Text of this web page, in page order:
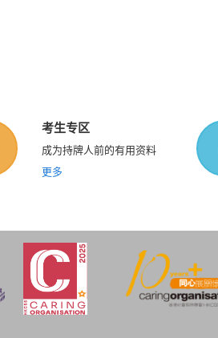
考生专区
成为持牌人前的有用资料
更多